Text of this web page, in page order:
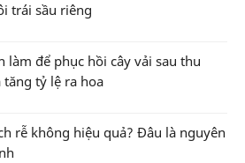
trái sầu riêng
làm để phục hồi cây vải sau thu
tăng tỷ lệ ra hoa
rễ không hiệu quả? Đâu là nguyên